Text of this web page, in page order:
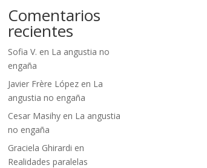
Comentarios
recientes
Sofia V. en La angustia no
engaña
Javier Frère López en La
angustia no engaña
Cesar Masihy en La angustia
no engaña
Graciela Ghirardi en
Realidades paralelas